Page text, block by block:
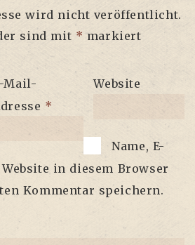
wird nicht veröffentlicht.
sind mit * markiert
Mail-
*
Website
Name, E-
in diesem Browser
Kommentar speichern.